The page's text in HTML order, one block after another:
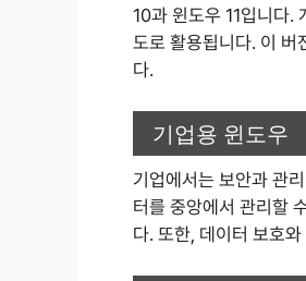
10과 윈도우 11입니다.
도로 활용됩니다. 이 버
다.
기업용 윈도우
기업에서는 보안과 관
터를 중앙에서 관리할
다. 또한, 데이터 보호